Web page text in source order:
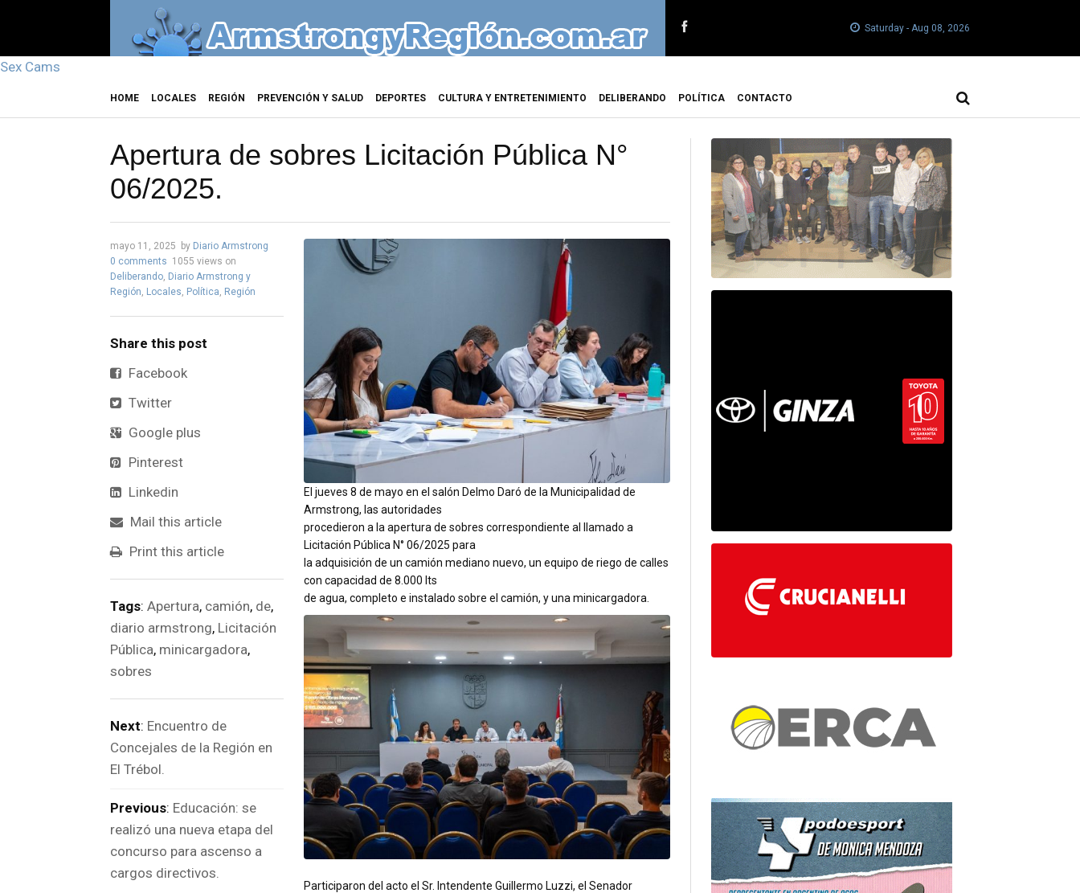
Saturday - Aug 08, 2026
Sex Cams
HOME LOCALES REGIÓN PREVENCIÓN Y SALUD DEPORTES CULTURA Y ENTRETENIMIENTO DELIBERANDO POLÍTICA CONTACTO
Apertura de sobres Licitación Pública N°
06/2025.
El jueves 8 de mayo en el salón Delmo Daró de la Municipalidad de
Armstrong, las autoridades
procedieron a la apertura de sobres correspondiente al llamado a
Licitación Pública N° 06/2025 para
la adquisición de un camión mediano nuevo, un equipo de riego de calles
con capacidad de 8.000 lts
de agua, completo e instalado sobre el camión, y una minicargadora.
Participaron del acto el Sr. Intendente Guillermo Luzzi, el Senador
mayo 11, 2025 by Diario Armstrong
0 comments 1055 views on
Deliberando, Diario Armstrong y
Región, Locales, Política, Región
Share this post
Facebook
Twitter
Google plus
Pinterest
Linkedin
Mail this article
Print this article
Tags: Apertura, camión, de,
diario armstrong, Licitación
Pública, minicargadora,
sobres
Next: Encuentro de
Concejales de la Región en
El Trébol.
Previous: Educación: se
realizó una nueva etapa del
concurso para ascenso a
cargos directivos.